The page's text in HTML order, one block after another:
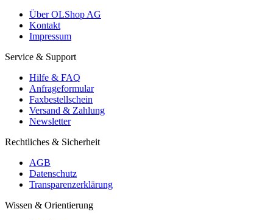
Über OLShop AG
Kontakt
Impressum
Service & Support
Hilfe & FAQ
Anfrageformular
Faxbestellschein
Versand & Zahlung
Newsletter
Rechtliches & Sicherheit
AGB
Datenschutz
Transparenzerklärung
Wissen & Orientierung